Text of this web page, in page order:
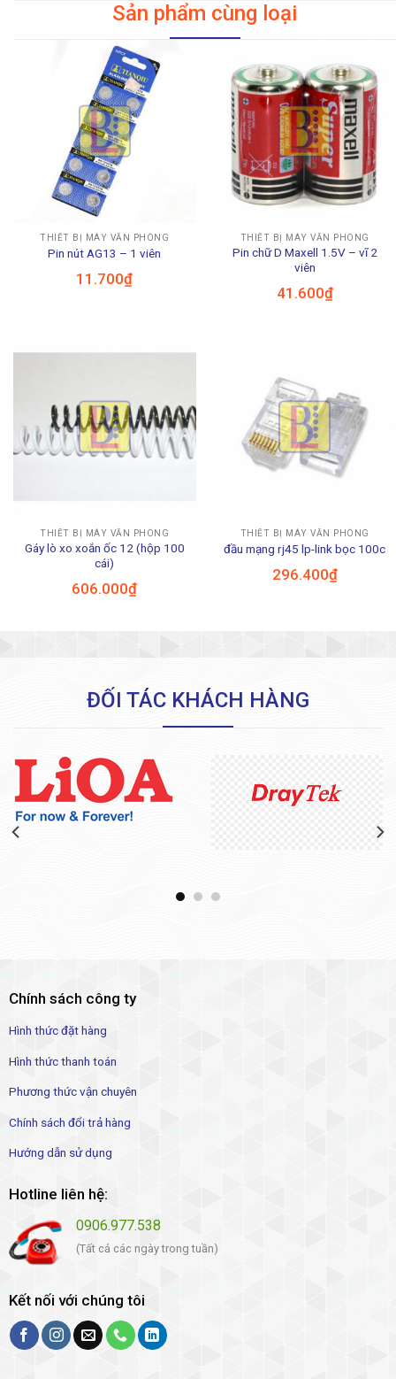
Sản phẩm cùng loại
THIẾT BỊ MÁY VĂN PHÒNG
Pin nút AG13 – 1 viên
11.700₫
THIẾT BỊ MÁY VĂN PHÒNG
Pin chữ D Maxell 1.5V – vĩ 2
viên
41.600₫
THIẾT BỊ MÁY VĂN PHÒNG
Gáy lò xo xoắn ốc 12 (hộp 100
cái)
606.000₫
THIẾT BỊ MÁY VĂN PHÒNG
đầu mạng rj45 lp-link bọc 100c
296.400₫
ĐỐI TÁC KHÁCH HÀNG
Chính sách công ty
Hình thức đặt hàng
Hình thức thanh toán
Phương thức vận chuyên
Chính sách đổi trả hàng
Hướng dẫn sử dụng
Hotline liên hệ:
0906.977.538
(Tất cả các ngày trong tuần)
Kết nối với chúng tôi